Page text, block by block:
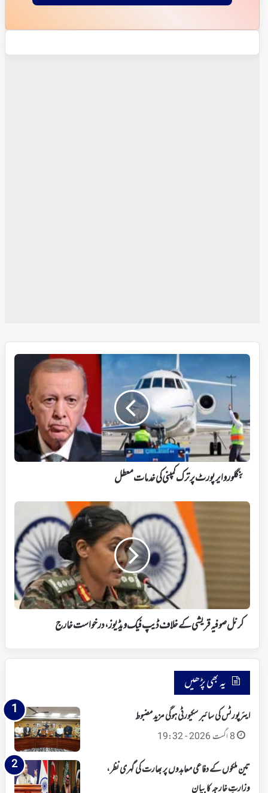
بنگلورو
ایرپورٹ
کمپنی
کی
خدمات
معطل
بنگلورو ایرپورٹ پر ترک کمپنی کی خدمات معطل
کرنل
درخواست
خارج
کرنل صوفیہ قریشی کے خلاف ڈیپ فیک ویڈیوز، درخواست خارج
یہ بھی پڑھیں
ایئرپورٹس کی سائبر سکیورٹی ہوگی مزید مضبوط
8 اگست 2026 - 19:32
تین ملکوں کے دفاعی معاہدوں پر بھارت کی گہری نظر،
وزارتِ خارجہ کا بیان